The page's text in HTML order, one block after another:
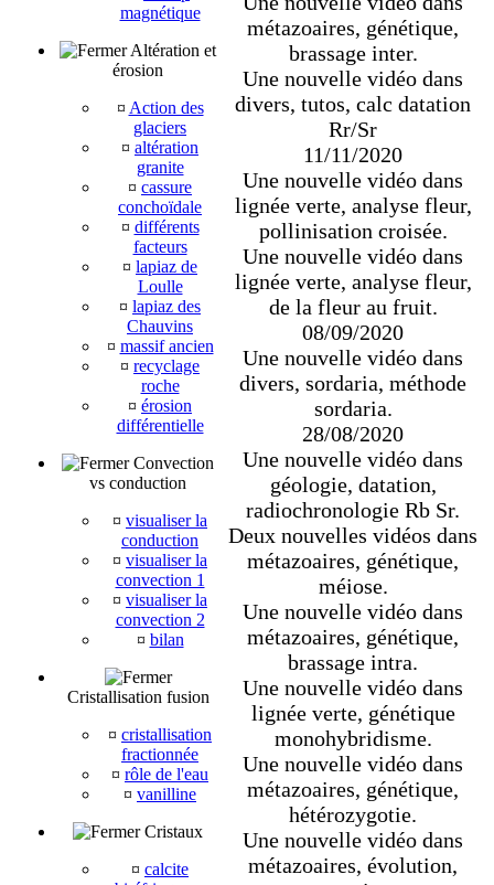
magnétique
Altération et
érosion
¤ Action des
glaciers
¤ altération
granite
¤ cassure
conchoïdale
¤ différents
facteurs
¤ lapiaz de
Loulle
¤ lapiaz des
Chauvins
¤ massif ancien
¤ recyclage
roche
¤ érosion
différentielle
Convection
vs conduction
¤ visualiser la
conduction
¤ visualiser la
convection 1
¤ visualiser la
convection 2
¤ bilan
Cristallisation fusion
¤ cristallisation
fractionnée
¤ rôle de l'eau
¤ vanilline
Cristaux
¤ calcite
métazoaires, génétique,
brassage inter.
Une nouvelle vidéo dans
divers, tutos, calc datation
Rr/Sr
11/11/2020
Une nouvelle vidéo dans
lignée verte, analyse fleur,
pollinisation croisée.
Une nouvelle vidéo dans
lignée verte, analyse fleur,
de la fleur au fruit.
08/09/2020
Une nouvelle vidéo dans
divers, sordaria, méthode
sordaria.
28/08/2020
Une nouvelle vidéo dans
géologie, datation,
radiochronologie Rb Sr.
Deux nouvelles vidéos dans
métazoaires, génétique,
méiose.
Une nouvelle vidéo dans
métazoaires, génétique,
brassage intra.
Une nouvelle vidéo dans
lignée verte, génétique
monohybridisme.
Une nouvelle vidéo dans
métazoaires, génétique,
hétérozygotie.
Une nouvelle vidéo dans
métazoaires, évolution,